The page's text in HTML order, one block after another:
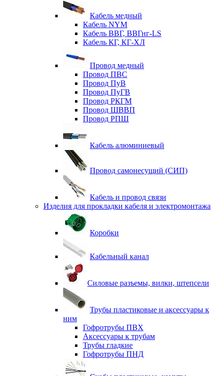
Кабель медный
Кабель NYM
Кабель ВВГ, ВВГнг-LS
Кабель КГ, КГ-ХЛ
Провод медный
Провод ПВС
Провод ПуВ
Провод ПуГВ
Провод РКГМ
Провод ШВВП
Провод РПШ
Кабель алюминиевый
Провод самонесущий (СИП)
Кабель и провод связи
Изделия для прокладки кабеля и электромонтажа
Коробки
Кабельный канал
Силовые разъемы, вилки, штепсели
Трубы пластиковые и аксессуары к
ним
Гофротрубы ПВХ
Аксессуары к трубам
Трубы гладкие
Гофротрубы ПНД